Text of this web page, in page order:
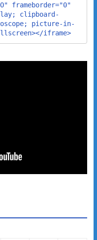
frameborder="0"
clipboard-
picture-in-
iframe>